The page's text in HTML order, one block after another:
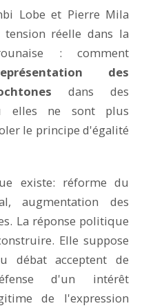
Lobe et Pierre Mila
réelle dans la
: comment
des
dans des
elles ne sont plus
le principe d'égalité
existe: réforme du
augmentation des
La réponse politique
Elle suppose
débat acceptent de
d'un intérêt
de l'expression